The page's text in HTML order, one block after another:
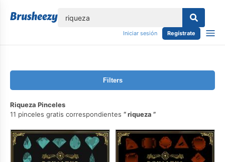
Iniciar sesión Regístrate
Filters
Riqueza Pinceles
11 pinceles gratis correspondientes
riqueza